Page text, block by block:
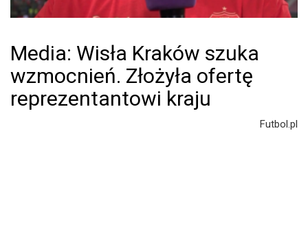
Media: Wisła Kraków szuka
wzmocnień. Złożyła ofertę
reprezentantowi kraju
Futbol.pl